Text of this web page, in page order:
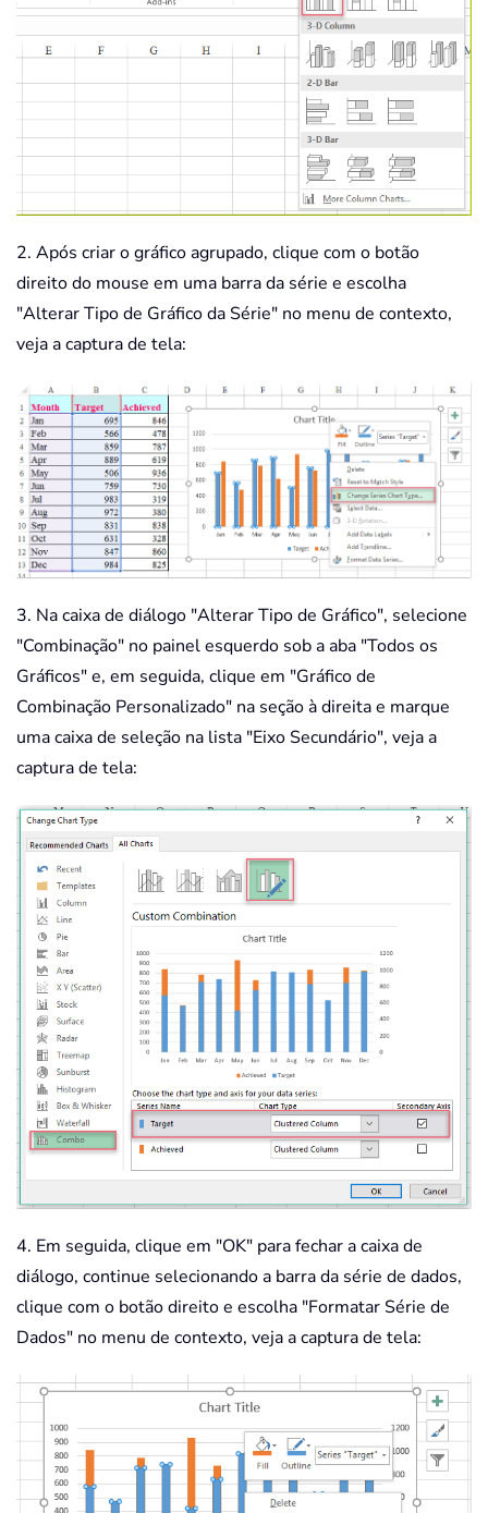
2. Após criar o gráfico agrupado, clique com o botão
direito do mouse em uma barra da série e escolha
"Alterar Tipo de Gráfico da Série" no menu de contexto,
veja a captura de tela:
3. Na caixa de diálogo "Alterar Tipo de Gráfico", selecione
"Combinação" no painel esquerdo sob a aba "Todos os
Gráficos" e, em seguida, clique em "Gráfico de
Combinação Personalizado" na seção à direita e marque
uma caixa de seleção na lista "Eixo Secundário", veja a
captura de tela:
4. Em seguida, clique em "OK" para fechar a caixa de
diálogo, continue selecionando a barra da série de dados,
clique com o botão direito e escolha "Formatar Série de
Dados" no menu de contexto, veja a captura de tela: